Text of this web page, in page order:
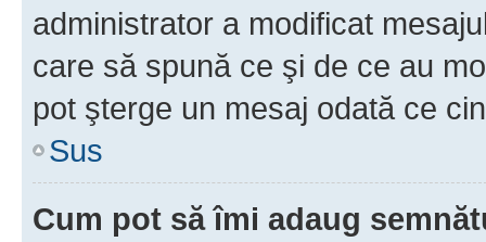
administrator a modificat
care să spună ce şi de ce au
pot şterge un mesaj odată ce
Sus
Cum pot să îmi adaug